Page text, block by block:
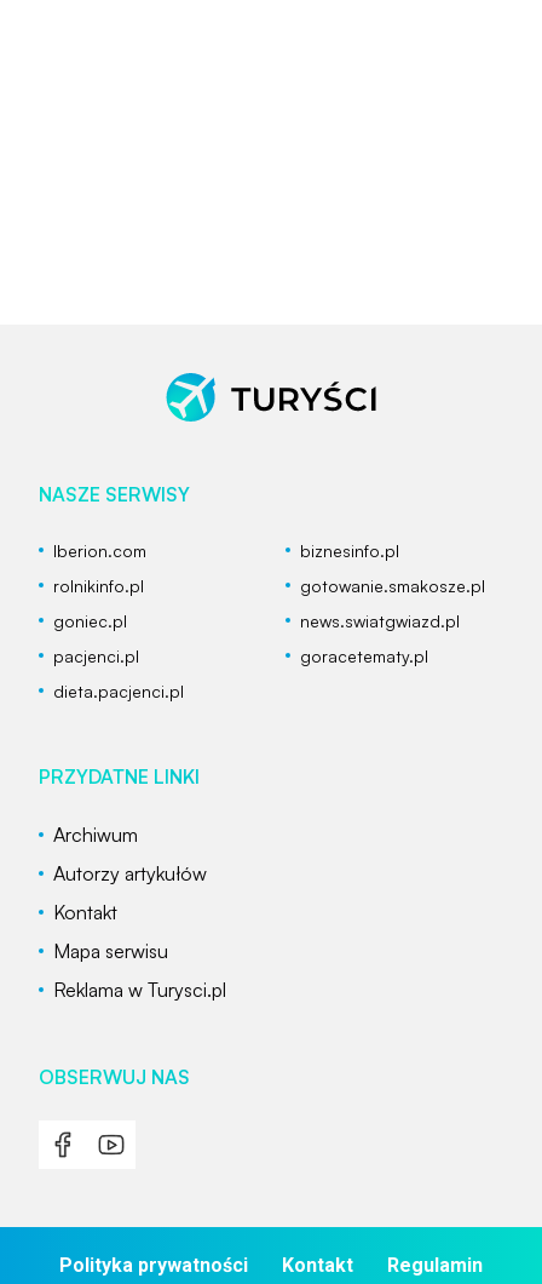
NASZE SERWISY
Iberion.com
biznesinfo.pl
rolnikinfo.pl
gotowanie.smakosze.pl
goniec.pl
news.swiatgwiazd.pl
pacjenci.pl
goracetematy.pl
dieta.pacjenci.pl
PRZYDATNE LINKI
Archiwum
Autorzy artykułów
Kontakt
Mapa serwisu
Reklama w Turysci.pl
OBSERWUJ NAS
Polityka prywatności Kontakt Regulamin